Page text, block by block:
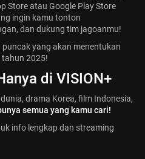
Store atau Google Play Store
ingin kamu tonton
dan dukung tim jagoanmu!
yang akan menentukan
tahun 2025!
di VISION+
drama Korea, film Indonesia,
semua yang kamu cari!
info lengkap dan streaming